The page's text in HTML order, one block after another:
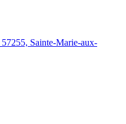
57255, Sainte-Marie-aux-